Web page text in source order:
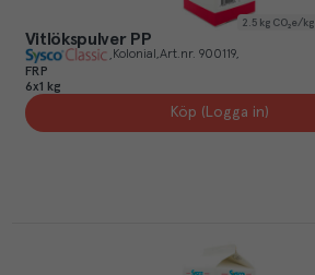
2.5 kg CO₂e/kg
Vitlökspulver PP
Kolonial Art.nr. 900119
FRP
6x1 kg
Köp (Logga in)